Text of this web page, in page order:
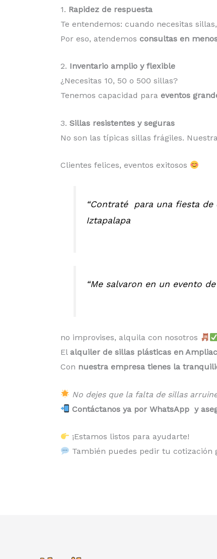
1. Rapidez de respuesta
Te entendemos: cuando necesitas sillas,
Por eso, atendemos consultas en
2. Inventario amplio y flexible
¿Necesitas 10, 50 o 500 sillas?
Tenemos capacidad para eventos
3. Sillas resistentes y seguras
No son las típicas sillas frágiles.
Clientes felices, eventos exitosos
“Contraté para una fiesta
Iztapalapa
“Me salvaron en un evento
no improvises, alquila con nosotros
El alquiler de sillas plásticas en
Con nuestra empresa tienes la
No dejes que la falta de sillas
Contáctanos ya por WhatsApp y
¡Estamos listos para ayudarte!
También puedes pedir tu cotización